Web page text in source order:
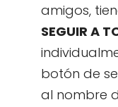
amigos,
SEGUIR A
botón de
al nombre